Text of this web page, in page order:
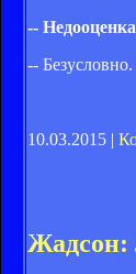
--
--
10.03.2015 |
Жадсон: